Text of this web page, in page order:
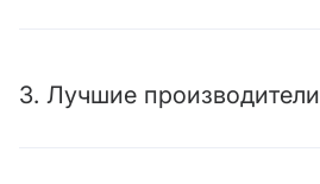
3. Лучшие производители